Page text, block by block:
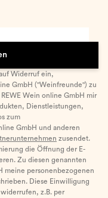
Widerruf ein,
GmbH ("Weinfreunde") zu
Wein online GmbH mir
Dienstleistungen,
zum
GmbH und anderen
zusendet.
die Öffnung der E-
Zu diesen genannten
meine personenbezogenen
Diese Einwilligung
z.B. per